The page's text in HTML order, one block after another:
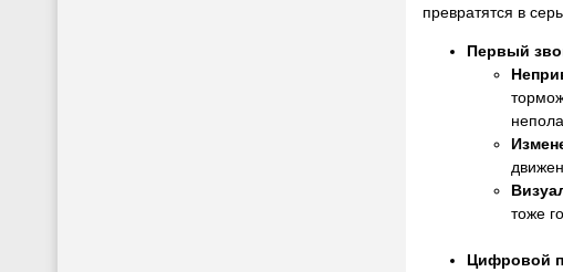
превратятся в
Первый
тоже
Цифровой